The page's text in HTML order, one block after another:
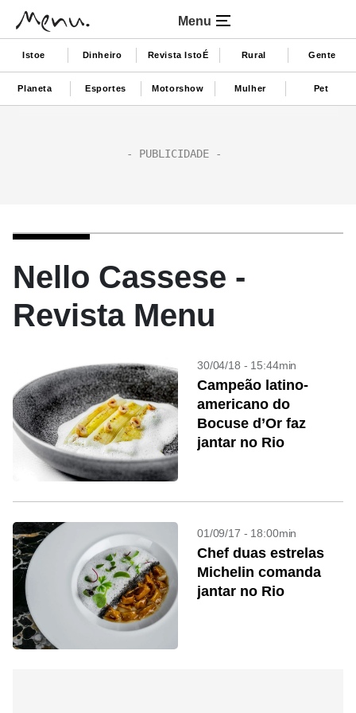
Menu
Istoe Dinheiro Revista IstoÉ Rural Gente
Planeta Esportes Motorshow Mulher Pet
Nello Cassese -
Revista Menu
30/04/18 - 15:44min
Campeão latino-
americano do
Bocuse d’Or faz
jantar no Rio
01/09/17 - 18:00min
Chef duas estrelas
Michelin comanda
jantar no Rio